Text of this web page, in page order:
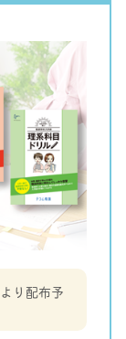
り配布予